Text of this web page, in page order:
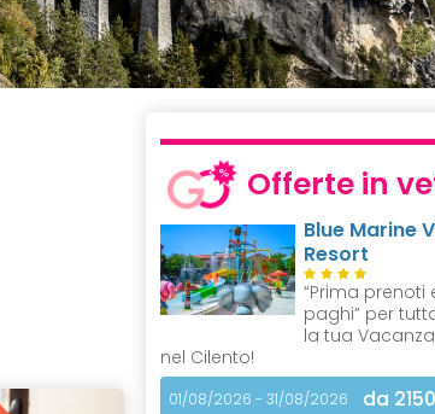
Offerte in
Blue Marine
Resort
“Prima prenoti
paghi” per
la tua
nel Cilento!
01/08/2026 - 31/08/2026 da